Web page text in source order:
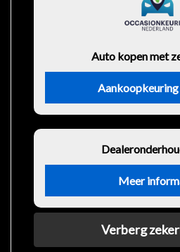
Auto kopen met
Aankoopkeuring
Meer
Verberg